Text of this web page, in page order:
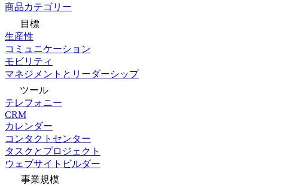
商品カテゴリー
目標
生産性
コミュニケーション
モビリティ
マネジメントとリーダーシップ
ツール
テレフォニー
CRM
カレンダー
コンタクトセンター
タスクとプロジェクト
ウェブサイトビルダー
事業規模